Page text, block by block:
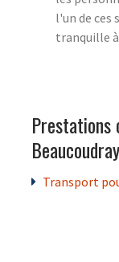
l'un de ces
tranquille
Prestations
Beaucoudray
Transport